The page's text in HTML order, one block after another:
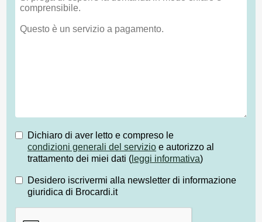
Dichiaro di aver letto e compreso le
condizioni generali del servizio e autorizzo al
trattamento dei miei dati ( leggi informativa)
Desidero iscrivermi alla newsletter di informazione
giuridica di Brocardi.it